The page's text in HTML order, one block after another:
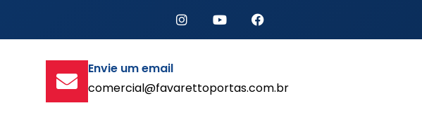
Envie um email
comercial@favarettoportas.com.br